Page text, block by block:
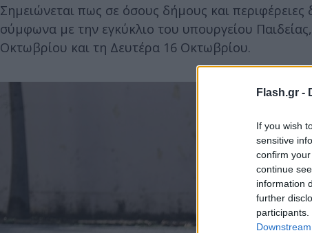
Flash.gr -
If you wish
sensitive
confirm
continue
information
further
Σημειώνεται πως σε όσους δήμους και
σύμφωνα με την εγκύκλιο του υπουργείου
Οκτωβρίου και τη Δευτέρα 16 Οκτωβρίου.